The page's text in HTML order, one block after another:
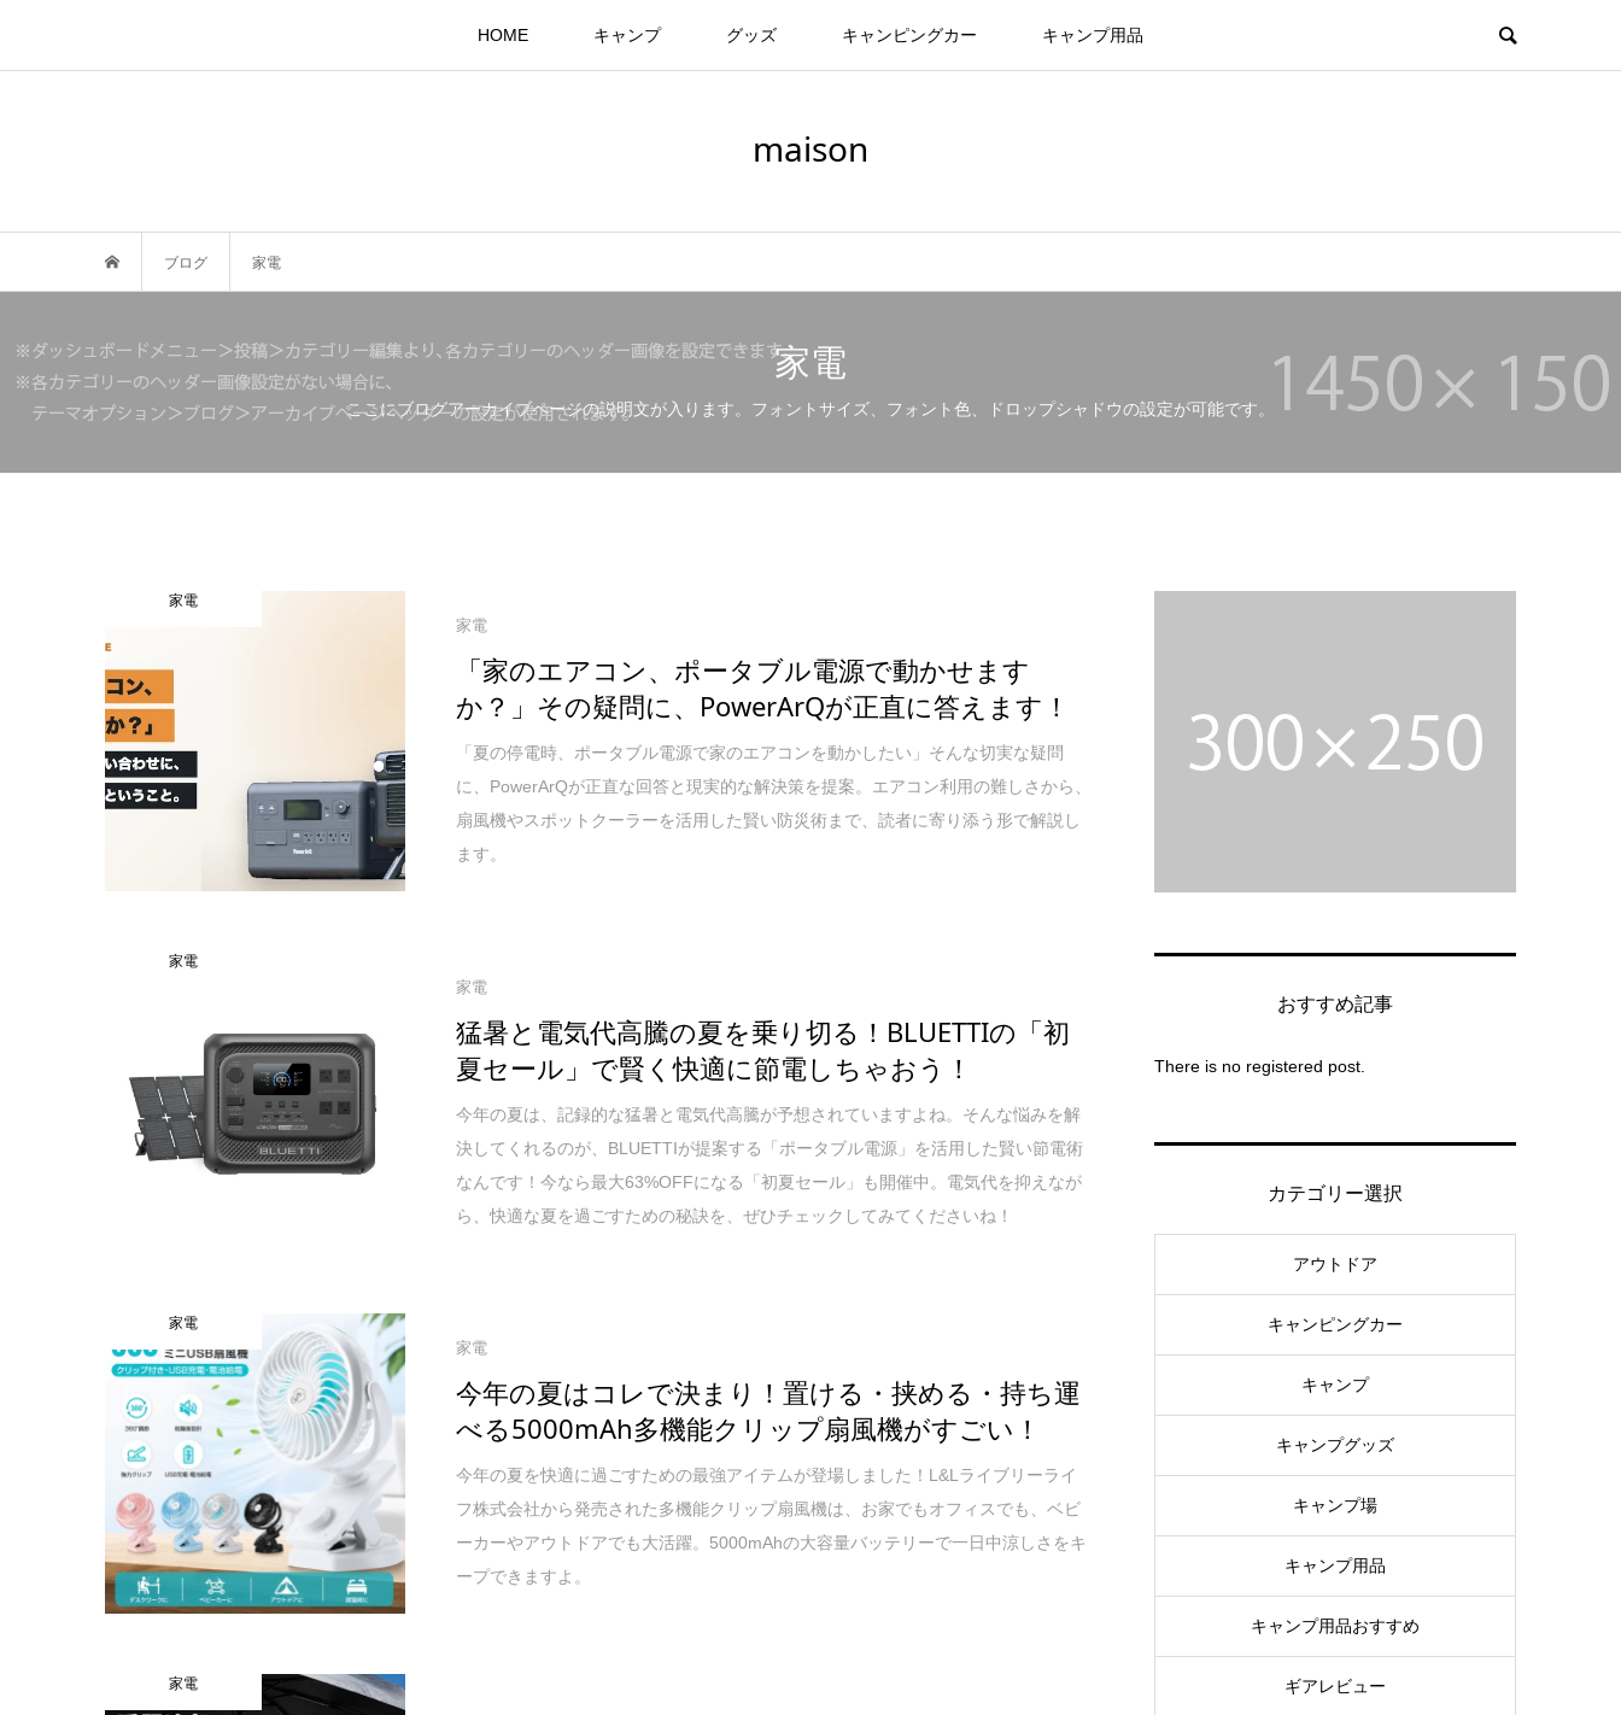
HOME キャンプ グッズ キャンピングカー キャンプ用品
maison
ブログ 家電
家電
ここにブログアーカイブページの説明文が入ります。フォントサイズ、フォント色、ドロップシャドウの設定が可能です。
家電
家電
「家のエアコン、ポータブル電源で動かせます
か？」その疑問に、PowerArQが正直に答えます！
「夏の停電時、ポータブル電源で家のエアコンを動かしたい」そんな切実な疑問
に、PowerArQが正直な回答と現実的な解決策を提案。エアコン利用の難しさから、
扇風機やスポットクーラーを活用した賢い防災術まで、読者に寄り添う形で解説し
ます。
家電
家電
猛暑と電気代高騰の夏を乗り切る！BLUETTIの「初
夏セール」で賢く快適に節電しちゃおう！
今年の夏は、記録的な猛暑と電気代高騰が予想されていますよね。そんな悩みを解
決してくれるのが、BLUETTIが提案する「ポータブル電源」を活用した賢い節電術
なんです！今なら最大63%OFFになる「初夏セール」も開催中。電気代を抑えなが
ら、快適な夏を過ごすための秘訣を、ぜひチェックしてみてくださいね！
家電
家電
今年の夏はコレで決まり！置ける・挟める・持ち運
べる5000mAh多機能クリップ扇風機がすごい！
今年の夏を快適に過ごすための最強アイテムが登場しました！L&Lライブリーライ
フ株式会社から発売された多機能クリップ扇風機は、お家でもオフィスでも、ベビ
ーカーやアウトドアでも大活躍。5000mAhの大容量バッテリーで一日中涼しさをキ
ープできますよ。
家電
おすすめ記事
There is no registered post.
カテゴリー選択
アウトドア
キャンピングカー
キャンプ
キャンプグッズ
キャンプ場
キャンプ用品
キャンプ用品おすすめ
ギアレビュー